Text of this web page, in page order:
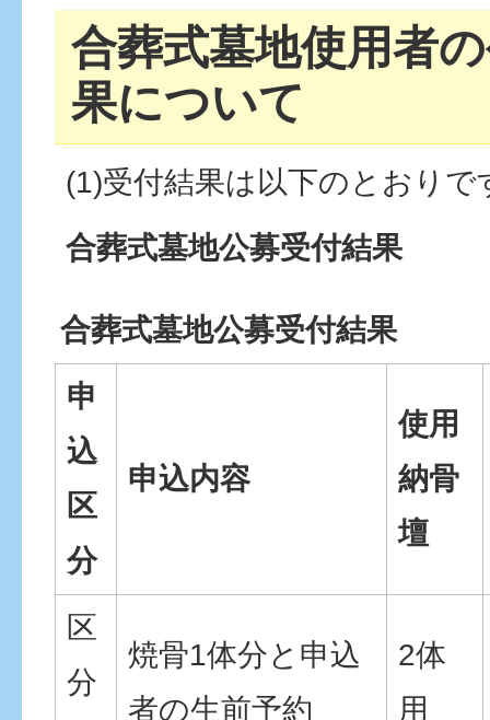
合葬式墓地使用者
果について
(1)受付結果は以下のとおりで
合葬式墓地公募受付結果
合葬式墓地公募受付結果
申
込
区
分
申込内容
使用
納骨
壇
区
分
焼骨1体分と申込
者の生前予約
2体
用